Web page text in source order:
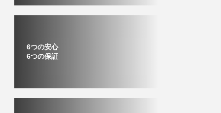
6つの安心
6つの保証